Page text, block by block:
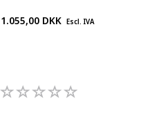
1.055,00 DKK Escl. IVA